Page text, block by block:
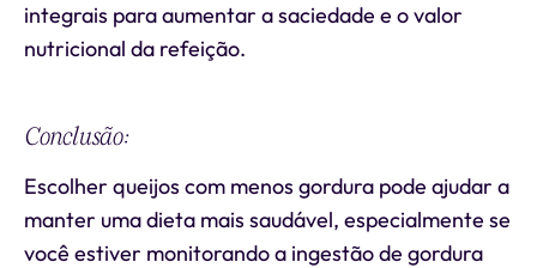
integrais para aumentar a saciedade e o valor
nutricional da refeição.
Conclusão:
Escolher queijos com menos gordura pode ajudar a
manter uma dieta mais saudável, especialmente se
você estiver monitorando a ingestão de gordura